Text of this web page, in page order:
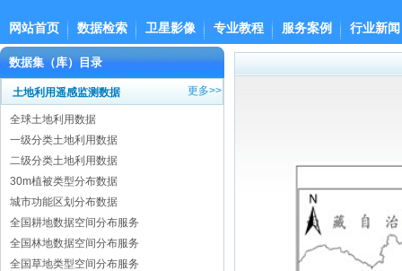
网站首页 数据检索 卫星影像 专业教程 服务案例 行业新闻
数据集（库）目录
土地利用遥感监测数据 更多>>
全球土地利用数据
一级分类土地利用数据
二级分类土地利用数据
30m植被类型分布数据
城市功能区划分布数据
全国耕地数据空间分布服务
全国林地数据空间分布服务
全国草地类型空间分布服务